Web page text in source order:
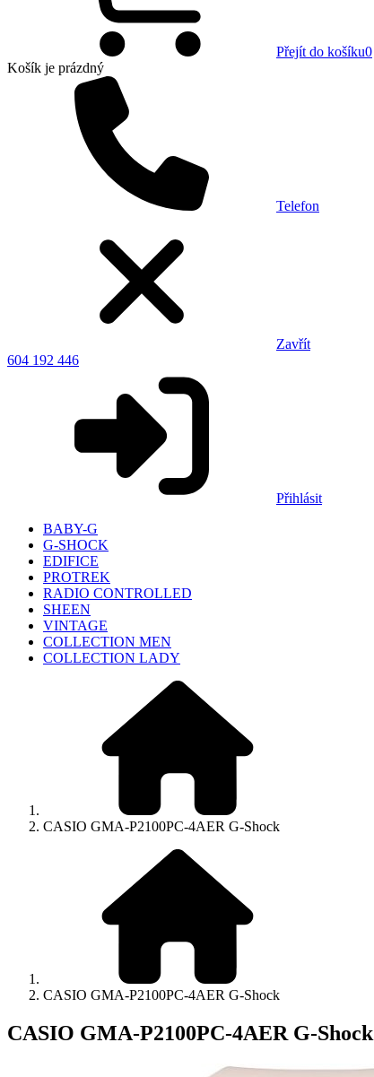
Přejít do košíku0
Košík je prázdný
Telefon
Zavřít
604 192 446
Přihlásit
BABY-G
G-SHOCK
EDIFICE
PROTREK
RADIO CONTROLLED
SHEEN
VINTAGE
COLLECTION MEN
COLLECTION LADY
CASIO GMA-P2100PC-4AER G-Shock
CASIO GMA-P2100PC-4AER G-Shock
CASIO GMA-P2100PC-4AER G-Shock